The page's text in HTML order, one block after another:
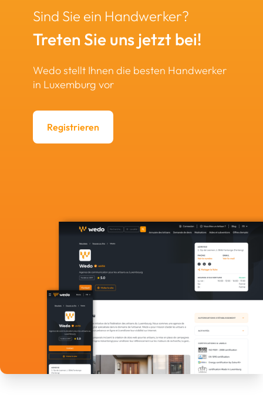
Sind Sie ein Handwerker?
Treten Sie uns jetzt bei!
Wedo stellt Ihnen die besten Handwerker
in Luxemburg vor
Registrieren